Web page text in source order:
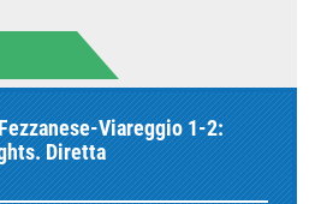
Viareggio 1-2:
Diretta